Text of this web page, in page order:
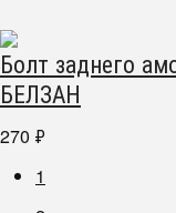
Болт заднего
БЕЛЗАН
270 ₽
1